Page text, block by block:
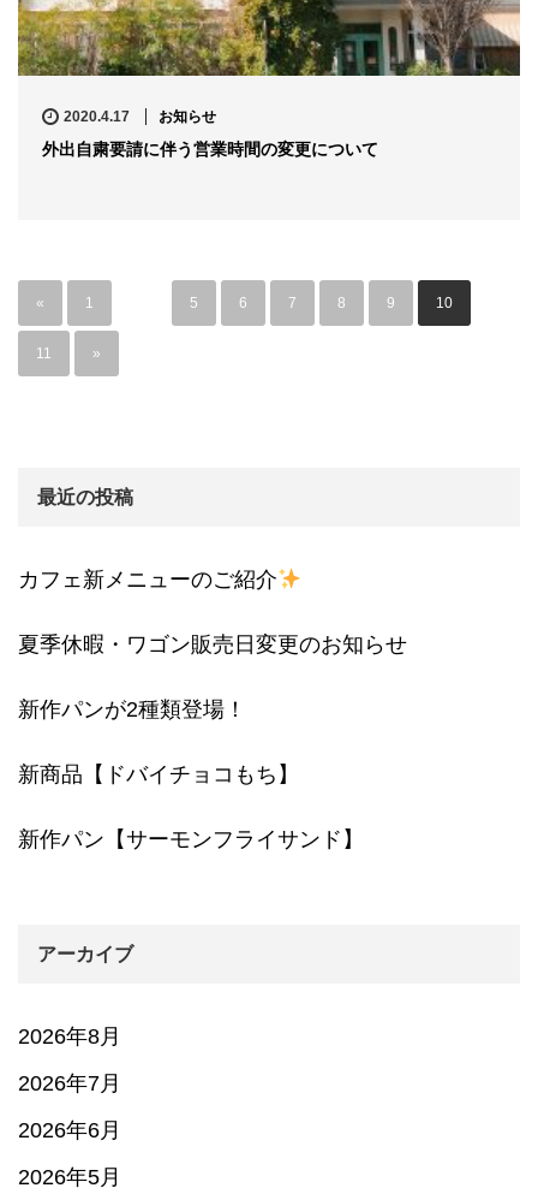
2020.4.17 お知らせ
外出自粛要請に伴う営業時間の変更について
« 1 5 6 7 8 9 10
11 »
最近の投稿
カフェ新メニューのご紹介
夏季休暇・ワゴン販売日変更のお知らせ
新作パンが2種類登場！
新商品【ドバイチョコもち】
新作パン【サーモンフライサンド】
アーカイブ
2026年8月
2026年7月
2026年6月
2026年5月